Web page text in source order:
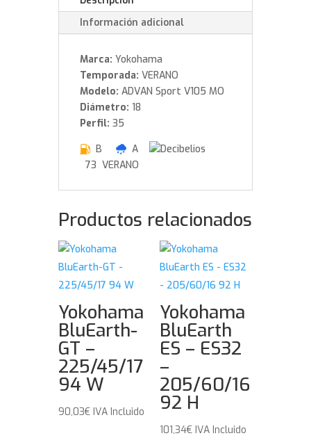
Información adicional
Marca: Yokohama
Temporada: VERANO
Modelo: ADVAN Sport V105 MO
Diámetro: 18
Perfil: 35
B
A
73 VERANO
Productos relacionados
Yokohama
BluEarth-
GT –
225/45/17
94 W
90,03€ IVA Incluido
Yokohama
BluEarth
ES – ES32
–
205/60/16
92 H
101,34€ IVA Incluido